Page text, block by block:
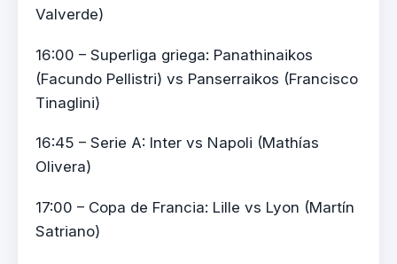
Valverde)
16:00 – Superliga griega: Panathinaikos
(Facundo Pellistri) vs Panserraikos (Francisco
Tinaglini)
16:45 – Serie A: Inter vs Napoli (Mathías
Olivera)
17:00 – Copa de Francia: Lille vs Lyon (Martín
Satriano)